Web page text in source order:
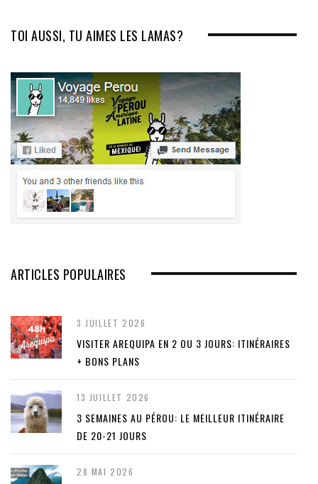
TOI AUSSI, TU AIMES LES LAMAS?
ARTICLES POPULAIRES
3 JUILLET 2026
VISITER AREQUIPA EN 2 OU 3 JOURS: ITINÉRAIRES
+ BONS PLANS
13 JUILLET 2026
3 SEMAINES AU PÉROU: LE MEILLEUR ITINÉRAIRE
DE 20-21 JOURS
28 MAI 2026